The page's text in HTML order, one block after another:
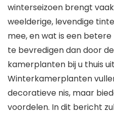
winterseizoen brengt
weelderige, levendige
mee, en wat is een
te bevredigen dan door
kamerplanten bij u thuis
Winterkamerplanten
decoratieve nis, maar
voordelen. In dit bericht